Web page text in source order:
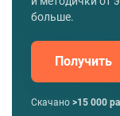
больше.
Получить
Скачано >15 000